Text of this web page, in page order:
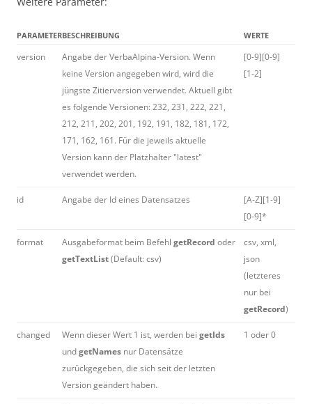
PARAMETERBESCHREIBUNG WERTE
version
Angabe der VerbaAlpina-Version. Wenn
keine Version angegeben wird, wird die
jüngste Zitierversion verwendet. Aktuell gibt
es folgende Versionen: 232, 231, 222, 221,
212, 211, 202, 201, 192, 191, 182, 181, 172,
171, 162, 161. Für die jeweils aktuelle
Version kann der Platzhalter "latest"
verwendet werden.
[0-9][0-9]
[1-2]
id Angabe der Id eines Datensatzes
[A-Z][1-9]
[0-9]*
format Ausgabeformat beim Befehl getRecord oder
getTextList(Default: csv)
csv, xml,
json
(letzteres
nur bei
getRecord)
changed Wenn dieser Wert 1 ist, werden bei getIds
undgetNames nur Datensätze
zurückgegeben, die sich seit der letzten
Version geändert haben.
1 oder 0